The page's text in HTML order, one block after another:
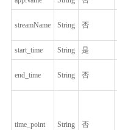
streamName String 否
start_time String 是
end_time String 否
time_point String 否